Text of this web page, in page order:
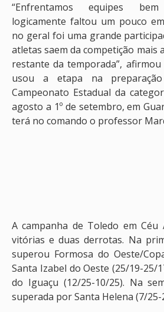
“Enfrentamos equipes
logicamente faltou um pouco
no geral foi uma grande
atletas saem da competição mais
restante da temporada”,
usou a etapa na
Campeonato Estadual da
agosto a 1º de setembro, em
terá no comando o professor
A campanha de Toledo em
vitórias e duas derrotas. Na
superou Formosa do Oeste/
Santa Izabel do Oeste (25/19-25/
do Iguaçu (12/25-10/25). Na
superada por Santa Helena (7/25-